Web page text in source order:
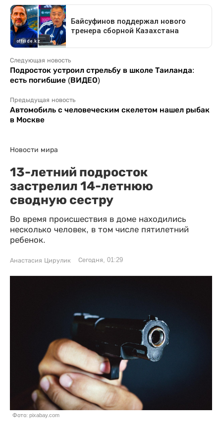
Следующая новость
Подросток устроил стрельбу в школе Таиланда:
есть погибшие (ВИДЕО)
Предыдущая новость
Автомобиль с человеческим скелетом нашел рыбак
в Москве
Новости мира
13-летний подросток
застрелил 14-летнюю
сводную сестру
Во время происшествия в доме находились
несколько человек, в том числе пятилетний
ребенок.
Анастасия Цирулик Сегодня, 01:29
Фото: pixabay.com